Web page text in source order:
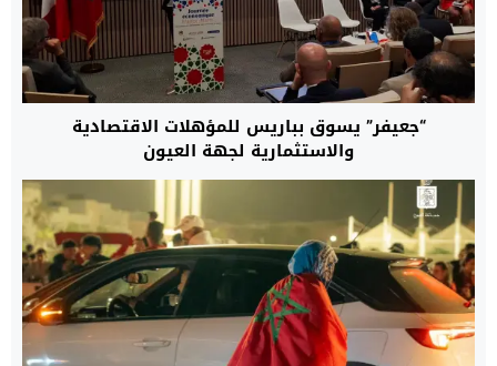
“جعيفر” يسوق بباريس للمؤهلات الاقتصادية
والاستثمارية لجهة العيون